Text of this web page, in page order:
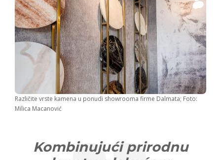
Različite vrste kamena u ponudi showrooma firme Dalmata; Foto:
Milica Macanović
Kombinujući prirodnu